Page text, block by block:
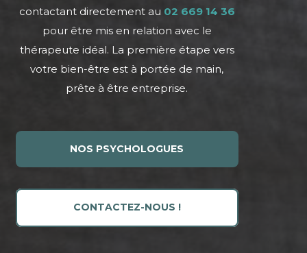
contactant directement au 02 669 14 36
pour être mis en relation avec le
thérapeute idéal. La première étape vers
votre bien-être est à portée de main,
prête à être entreprise.
NOS PSYCHOLOGUES
CONTACTEZ-NOUS !